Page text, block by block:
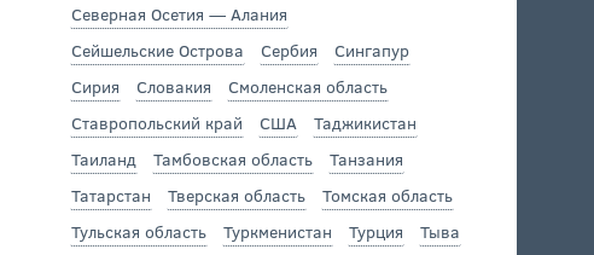
Северная Осетия — Алания
Сейшельские Острова
Сербия
Сингапур
Сирия
Словакия
Смоленская область
Ставропольский край
США
Таджикистан
Таиланд
Тамбовская область
Танзания
Татарстан
Тверская область
Томская область
Тульская область
Туркменистан Турция
Тыва